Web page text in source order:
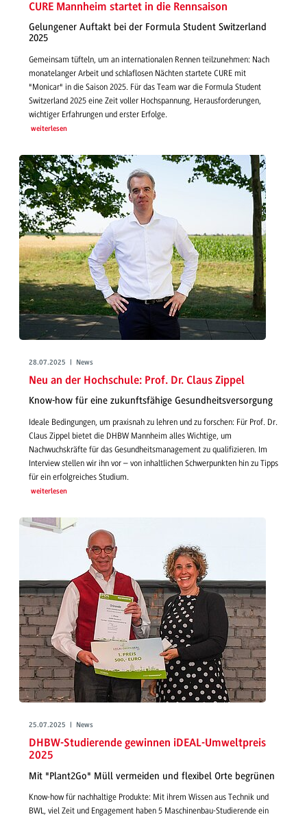
CURE Mannheim startet in die Rennsaison
Gelungener Auftakt bei der Formula Student Switzerland
2025
Gemeinsam tüfteln, um an internationalen Rennen teilzunehmen: Nach
monatelanger Arbeit und schlaflosen Nächten startete CURE mit
"Monicar" in die Saison 2025. Für das Team war die Formula Student
Switzerland 2025 eine Zeit voller Hochspannung, Herausforderungen,
wichtiger Erfahrungen und erster Erfolge.
weiterlesen
28.07.2025 | News
Neu an der Hochschule: Prof. Dr. Claus Zippel
Know-how für eine zukunftsfähige Gesundheitsversorgung
Ideale Bedingungen, um praxisnah zu lehren und zu forschen: Für Prof. Dr.
Claus Zippel bietet die DHBW Mannheim alles Wichtige, um
Nachwuchskräfte für das Gesundheitsmanagement zu qualifizieren. Im
Interview stellen wir ihn vor – von inhaltlichen Schwerpunkten hin zu Tipps
für ein erfolgreiches Studium.
weiterlesen
25.07.2025 | News
DHBW-Studierende gewinnen iDEAL-Umweltpreis
2025
Mit "Plant2Go" Müll vermeiden und flexibel Orte begrünen
Know-how für nachhaltige Produkte: Mit ihrem Wissen aus Technik und
BWL, viel Zeit und Engagement haben 5 Maschinenbau-Studierende ein